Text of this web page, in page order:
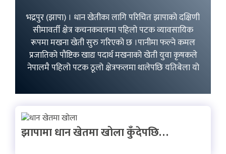
भद्रपुर (झापा) । धान खेतीका लागि परिचित झापाको दक्षिणी
सीमावर्ती क्षेत्र कचनकवलमा पहिलो पटक व्यावसायिक
रूपमा मखना खेती सुरु गरिएको छ ।पानीमा फल्ने कमल
प्रजातिको पौष्टिक खाद्य पदार्थ मखनाको खेती युवा कृषकले
नेपालमै पहिलो पटक ठूलो क्षेत्रफलमा थालेपछि यतिबेला यो
झापामा धान खेतमा खोला कुँदेपछि…